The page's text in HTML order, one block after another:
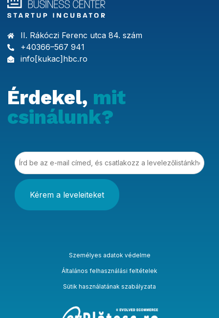
II. Rákóczi Ferenc utca 84. szám
+40366–567 941
info[kukac]hbc.ro
Érdekel, mit
csinálunk?
Írd be az e-mail címed, és csatlakozz a
Személyes adatok védelme
Általános felhasználási feltételek
Sütik használatának szabályzata